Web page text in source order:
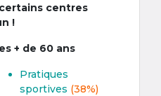
centres
!
+ de 60 ans
Pratiques
sportives (38%)